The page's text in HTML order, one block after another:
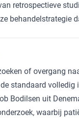
retrospectieve
behandelstrategie
of overgang
standaard volledig
Bodilsen uit
waarbij